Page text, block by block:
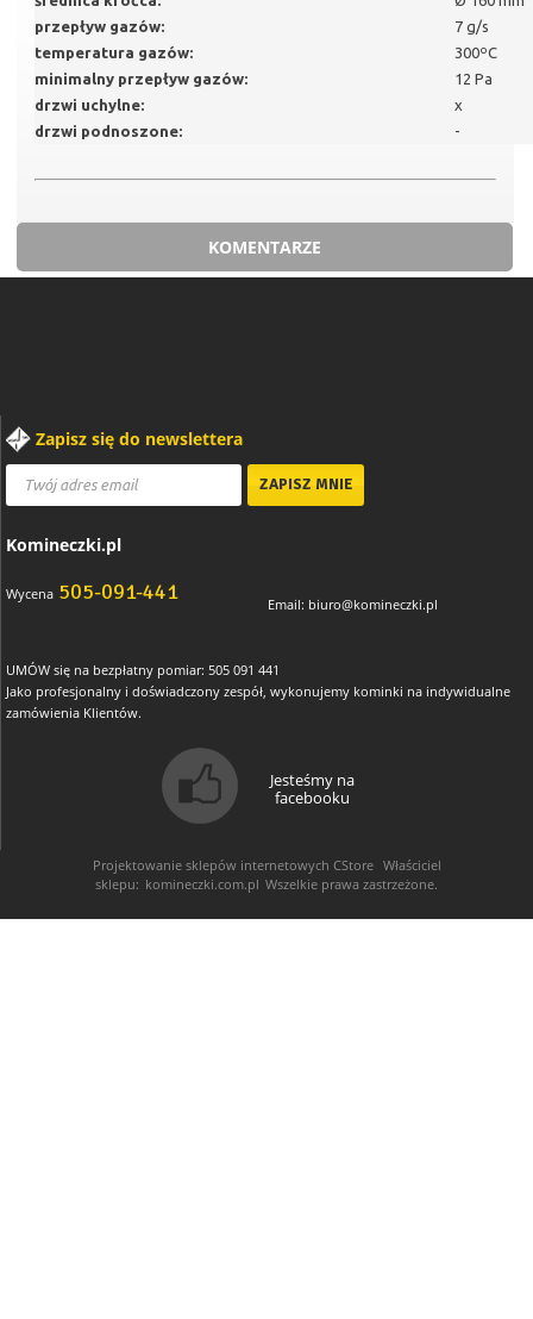
przepływ gazów:
temperatura gazów:
minimalny przepływ gazów:
drzwi uchylne:
drzwi podnoszone:
7 g/s
300ºC
12 Pa
x
-
KOMENTARZE
Zapisz się do newslettera
Komineczki.pl
Wycena 505-091-441 Email: biuro@komineczki.pl
UMÓW się na bezpłatny pomiar: 505 091 441
Jako profesjonalny i doświadczony zespół, wykonujemy kominki na indywidualne
zamówienia Klientów.
Jesteśmy na
facebooku
Projektowanie sklepów internetowych CStore Właściciel
sklepu: komineczki.com.pl Wszelkie prawa zastrzeżone.